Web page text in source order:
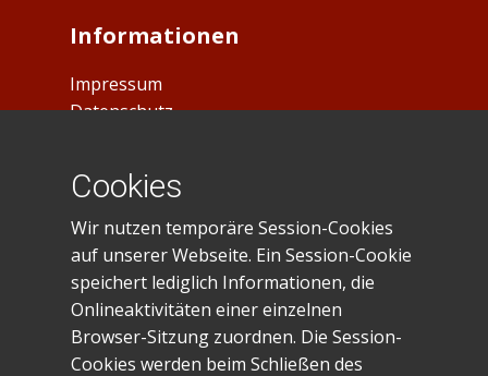
Informationen
Impressum
Datenschutz
Spendenkonto
IBAN: DE23401545300035028281
BIC: WELADE3WXXX
Sparkasse Westmünsterland
Gefördert von:
Cookies
Wir nutzen temporäre Session-Cookies
auf unserer Webseite. Ein Session-Cookie
speichert lediglich Informationen, die
Onlineaktivitäten einer einzelnen
Browser-Sitzung zuordnen. Die Session-
Cookies werden beim Schließen des